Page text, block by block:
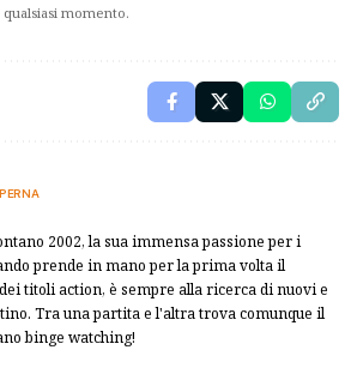
momento.
2002, la sua immensa passione per i
prende in mano per la prima volta il
titoli action, è sempre alla ricerca di nuovi e
Tra una partita e l'altra trova comunque il
binge watching!